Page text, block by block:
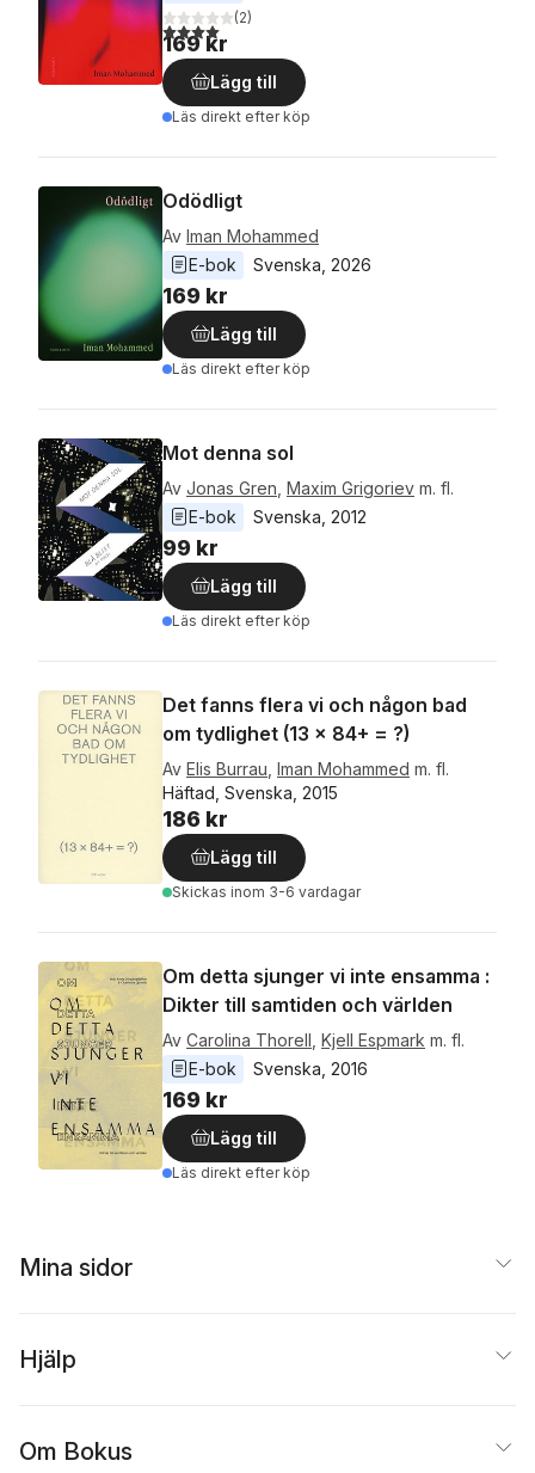
4,0utav 5 stjärnor. Totalt antal röster:
(2)
169 kr
Lägg till
Läs direkt efter köp
Odödligt
Av Iman Mohammed
E-bok
Svenska 2026
169 kr
Lägg till
Läs direkt efter köp
Mot denna sol
Av Jonas Gren Maxim Grigoriev m. fl.
E-bok
Svenska 2012
99 kr
Lägg till
Läs direkt efter köp
Det fanns flera vi och någon bad
om tydlighet (13 x 84+ = ?)
Av Elis Burrau Iman Mohammed m. fl.
Häftad, Svenska, 2015
186 kr
Lägg till
Skickas inom 3-6 vardagar
Om detta sjunger vi inte ensamma :
Dikter till samtiden och världen
Av Carolina Thorell Kjell Espmark m. fl.
E-bok
Svenska 2016
169 kr
Lägg till
Läs direkt efter köp
Mina sidor
Hjälp
Om Bokus